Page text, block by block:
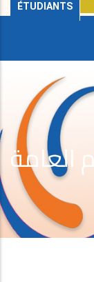
ÉTUDIANTS
العامة